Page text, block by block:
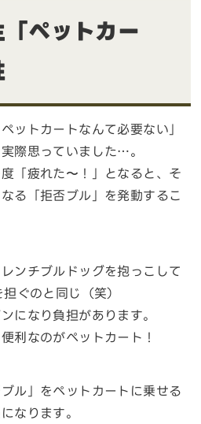
ペットカー
ットカートなんて必要ない」
際思っていました…。
「疲れた〜！」となると、そ
る「拒否ブル」を発動するこ
ンチブルドッグを抱っこして
ぐのと同じ（笑）
になり負担があります。
利なのがペットカート！
ル」をペットカートに乗せる
なります。